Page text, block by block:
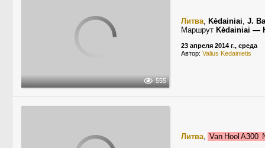
555
Литва, Kėdainiai, J.
Маршрут Kėdainiai —
23 апреля 2014 г., среда
Автор: Valius Kedainietis
Литва, Van Hool A300